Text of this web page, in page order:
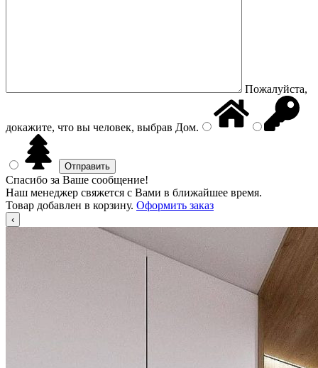
Пожалуйста,
докажите, что вы человек, выбрав Дом.
Спасибо за Ваше сообщение!
Наш менеджер свяжется с Вами в ближайшее время.
Товар добавлен в корзину. Оформить заказ